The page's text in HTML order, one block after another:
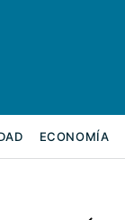
ECONOMÍA